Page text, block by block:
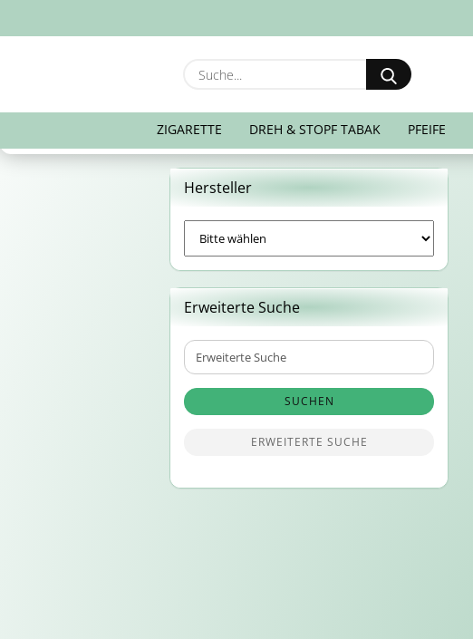
Suche...
ZIGARETTE DREH & STOPF TABAK PFEIFE
Hersteller
Erweiterte Suche
Erweiterte
Suche
SUCHEN
ERWEITERTE SUCHE